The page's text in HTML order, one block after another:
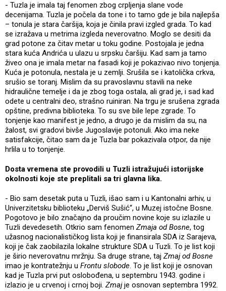
- Tuzla je imala taj fenomen zbog crpljenja slane vode
decenijama. Tuzla je počela da tone i to tamo gde je bila najlepša
– tonula je stara čaršija, koja je činila pravi izgled grada. To kad
se izražava u metrima izgleda neverovatno. Moglo se desiti da
grad potone za čitav metar u toku godine. Postojala je jedna
stara kuća Andrića u ulazu u srpsku čaršiju. Kad sam ja tamo
živeo ona je imala metar na fasadi koji je pokazivao nivo tonjenja.
Kuća je potonula, nestala je u zemlji. Srušila se i katolička crkva,
srušio se toranj. Mislim da su pravoslavnu stavili na neke
hidraulične temelje i da je zbog toga ostala, ali grad je, i sad kad
odete u centralni deo, strašno ruiniran. Na trgu je srušena zgrada
opštine, predivna biblioteka. To su sve bile lepe zgrade. To
tonjenje kao manifest je jedno, a drugo je da mislim da su, na
žalost, svi gradovi bivše Jugoslavije potonuli. Ako ima neke
satisfakcije, čitao sam da je Tuzla bar pokazivala otpor, da nije
hrlila u to tonjenje.
Dosta vremena ste provodili u Tuzli istražujući istorijske
okolnosti koje ste preplitali sa tri glavna lika.
- Bio sam desetak puta u Tuzli, išao sam i u Kantonalni arhiv, u
Univerzitetsku biblioteku „Derviš Sušić“, u Muzej istočne Bosne.
Pogotovo je bilo značajno da proučim novine koje su izlazile u
Tuzli devedesetih. Otkrio sam fenomen Zmaja od Bosne, tog
užasnog nacionalističkog lista koji je finansirala SDA iz Sarajeva,
koji je čak zaobilazila lokalne strukture SDA u Tuzli. To je list koji
je širio neverovatnu mržnju. Sa druge strane, taj Zmaj od Bosne
imao je kontratežnju u Frontu slobode. To je list koji je osnovan
kad je Tuzla prvi put oslobođena, u septembru 1943. godine i
izlazio je u crvenoj i crnoj boji. Zmajje osnovan septembra 1992.